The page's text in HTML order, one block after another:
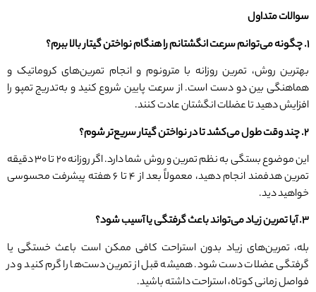
سوالات متداول
۱.چگونه می‌توانم سرعت انگشتانم را هنگام نواختن گیتار بالا ببرم؟
بهترین روش، تمرین روزانه با مترونوم و انجام تمرین‌های کروماتیک و
هماهنگی بین دو دست است. از سرعت پایین شروع کنید و به‌تدریج تمپو را
افزایش دهید تا عضلات انگشتان عادت کنند.
۲.چند وقت طول می‌کشد تا در نواختن گیتار سریع‌تر شوم؟
این موضوع بستگی به نظم تمرین و روش شما دارد. اگر روزانه ۲۰ تا ۳۰ دقیقه
تمرین هدفمند انجام دهید، معمولاً بعد از ۴ تا ۶ هفته پیشرفت محسوسی
خواهید دید.
۳.آیا تمرین زیاد می‌تواند باعث گرفتگی یا آسیب شود؟
بله، تمرین‌های زیاد بدون استراحت کافی ممکن است باعث خستگی یا
گرفتگی عضلات دست شود. همیشه قبل از تمرین دست‌ها را گرم کنید و در
فواصل زمانی کوتاه، استراحت داشته باشید.